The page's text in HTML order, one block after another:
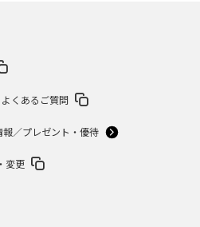
くあるご質問
報／プレゼント・優待
変更